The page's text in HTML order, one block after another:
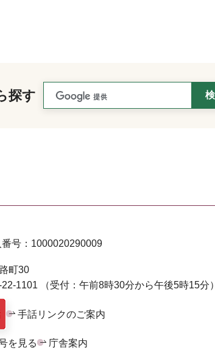
探す
号： 1000020290009
町30
1101 （受付：午前8時30分から午後5時15分）
手話リンクのご案内
を見る 庁舎案内